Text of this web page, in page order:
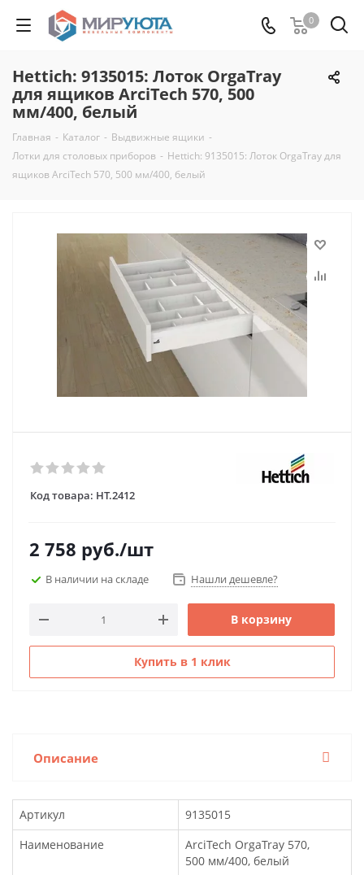
0
Hettich: 9135015: Лоток OrgaTray
для ящиков ArciTech 570, 500
мм/400, белый
Главная - Каталог - Выдвижные ящики -
Лотки для столовых приборов - Hettich: 9135015: Лоток OrgaTray для
ящиков ArciTech 570, 500 мм/400, белый
Код товара: HT.2412
2 758 руб./шт
В наличии на складе Нашли дешевле?
В корзину
Купить в 1 клик
Описание
Артикул
9135015
Наименование
ArciTech OrgaTray 570,
500 мм/400, белый